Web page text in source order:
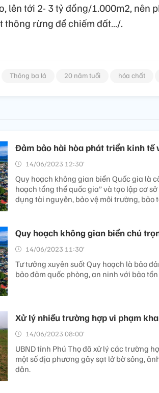
lên tới 2- 3 tỷ đồng/1.000m2, nên
thông rừng để chiếm đất…/.
Thông ba lá 20 năm tuổi hóa chất
Đảm bảo hài hòa phát triển kinh tế
14/06/2023 12:30’
Quy hoạch không gian biển Quốc gia là
hoạch tổng thể quốc gia” và tạo lập cơ
dụng tài nguyên, bảo vệ môi trường, bảo
Quy hoạch không gian biển chú
14/06/2023 11:30’
Tư tưởng xuyên suốt Quy hoạch là bảo
bảo đảm quốc phòng, an ninh với bảo
Xử lý nhiều trường hợp vi phạm
14/06/2023 08:00’
UBND tỉnh Phú Thọ đã xử lý các trường
một số địa phương gây sạt lở bờ sông,
dân.